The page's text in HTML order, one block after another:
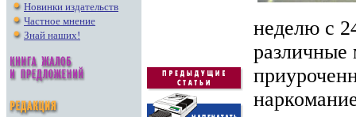
Новинки издательств
Частное мнение
Знай наших!
неделю с
различные